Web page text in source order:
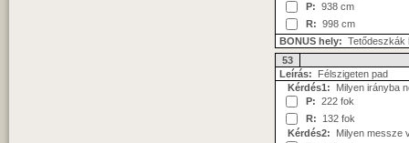
P: 938 cm
R: 998 cm
BONUS hely: Tetődeszkák
53
Leírás: Félszigeten pad
Kérdés1: Milyen irányba
P: 222 fok
R: 132 fok
Kérdés2: Milyen messze